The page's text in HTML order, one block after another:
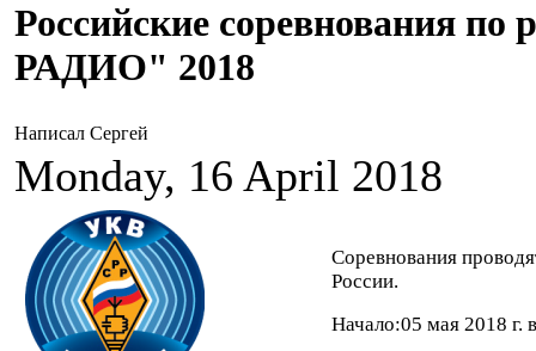
Российские соревнования
РАДИО" 2018
Написал Сергей
Monday, 16 April 2018
Соревнования
России.
Начало:05 мая 2018 г.